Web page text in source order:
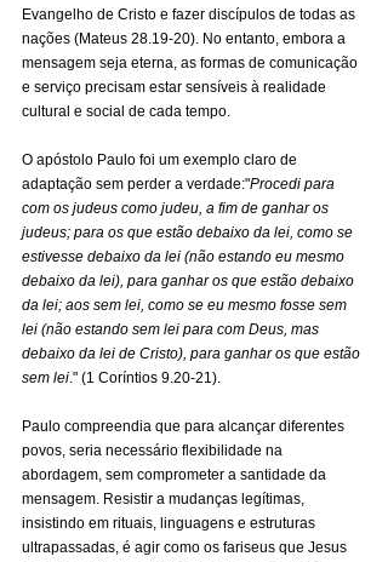
Evangelho de Cristo e fazer discípulos de todas as
nações (Mateus 28.19-20). No entanto, embora a
mensagem seja eterna, as formas de comunicação
e serviço precisam estar sensíveis à realidade
cultural e social de cada tempo.
O apóstolo Paulo foi um exemplo claro de
adaptação sem perder a verdade:"Procedi para
com os judeus como judeu, a fim de ganhar os
judeus; para os que estão debaixo da lei, como se
estivesse debaixo da lei (não estando eu mesmo
debaixo da lei), para ganhar os que estão debaixo
da lei; aos sem lei, como se eu mesmo fosse sem
lei (não estando sem lei para com Deus, mas
debaixo da lei de Cristo), para ganhar os que estão
sem lei." (1 Coríntios 9.20-21).
Paulo compreendia que para alcançar diferentes
povos, seria necessário flexibilidade na
abordagem, sem comprometer a santidade da
mensagem. Resistir a mudanças legítimas,
insistindo em rituais, linguagens e estruturas
ultrapassadas, é agir como os fariseus que Jesus